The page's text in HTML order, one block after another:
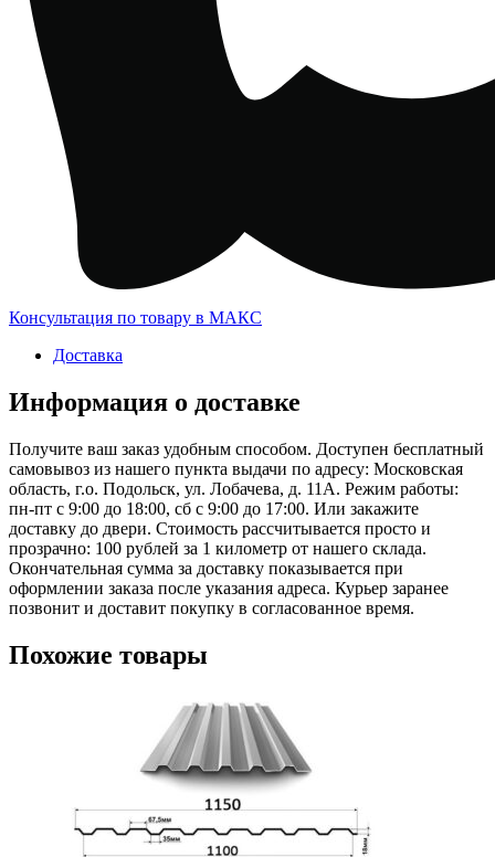
Консультация по товару в МАКС
Доставка
Информация о доставке
Получите ваш заказ удобным способом. Доступен бесплатный
самовывоз из нашего пункта выдачи по адресу: Московская
область, г.о. Подольск, ул. Лобачева, д. 11А. Режим работы:
пн-пт с 9:00 до 18:00, сб с 9:00 до 17:00. Или закажите
доставку до двери. Стоимость рассчитывается просто и
прозрачно: 100 рублей за 1 километр от нашего склада.
Окончательная сумма за доставку показывается при
оформлении заказа после указания адреса. Курьер заранее
позвонит и доставит покупку в согласованное время.
Похожие товары